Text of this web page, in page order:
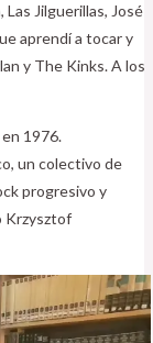
Jilguerillas, José
aprendí a tocar y
y The Kinks. A los
1976.
un colectivo de
progresivo y
Krzysztof